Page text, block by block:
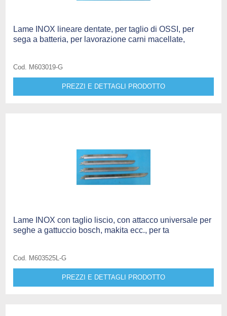
Lame INOX lineare dentate, per taglio di OSSI, per
sega a batteria, per lavorazione carni macellate,
Cod. M603019-G
PREZZI E DETTAGLI PRODOTTO
Lame INOX con taglio liscio, con attacco universale per
seghe a gattuccio bosch, makita ecc., per ta
Cod. M603525L-G
PREZZI E DETTAGLI PRODOTTO